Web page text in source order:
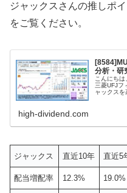
ジャックスさんの推しポ
をご覧ください。
分析・研
こんにち
三菱UFJフ
ャックスを
high-dividend.com
ジャックス 直近10年 直近5
配当増配率 12.3% 19.0%